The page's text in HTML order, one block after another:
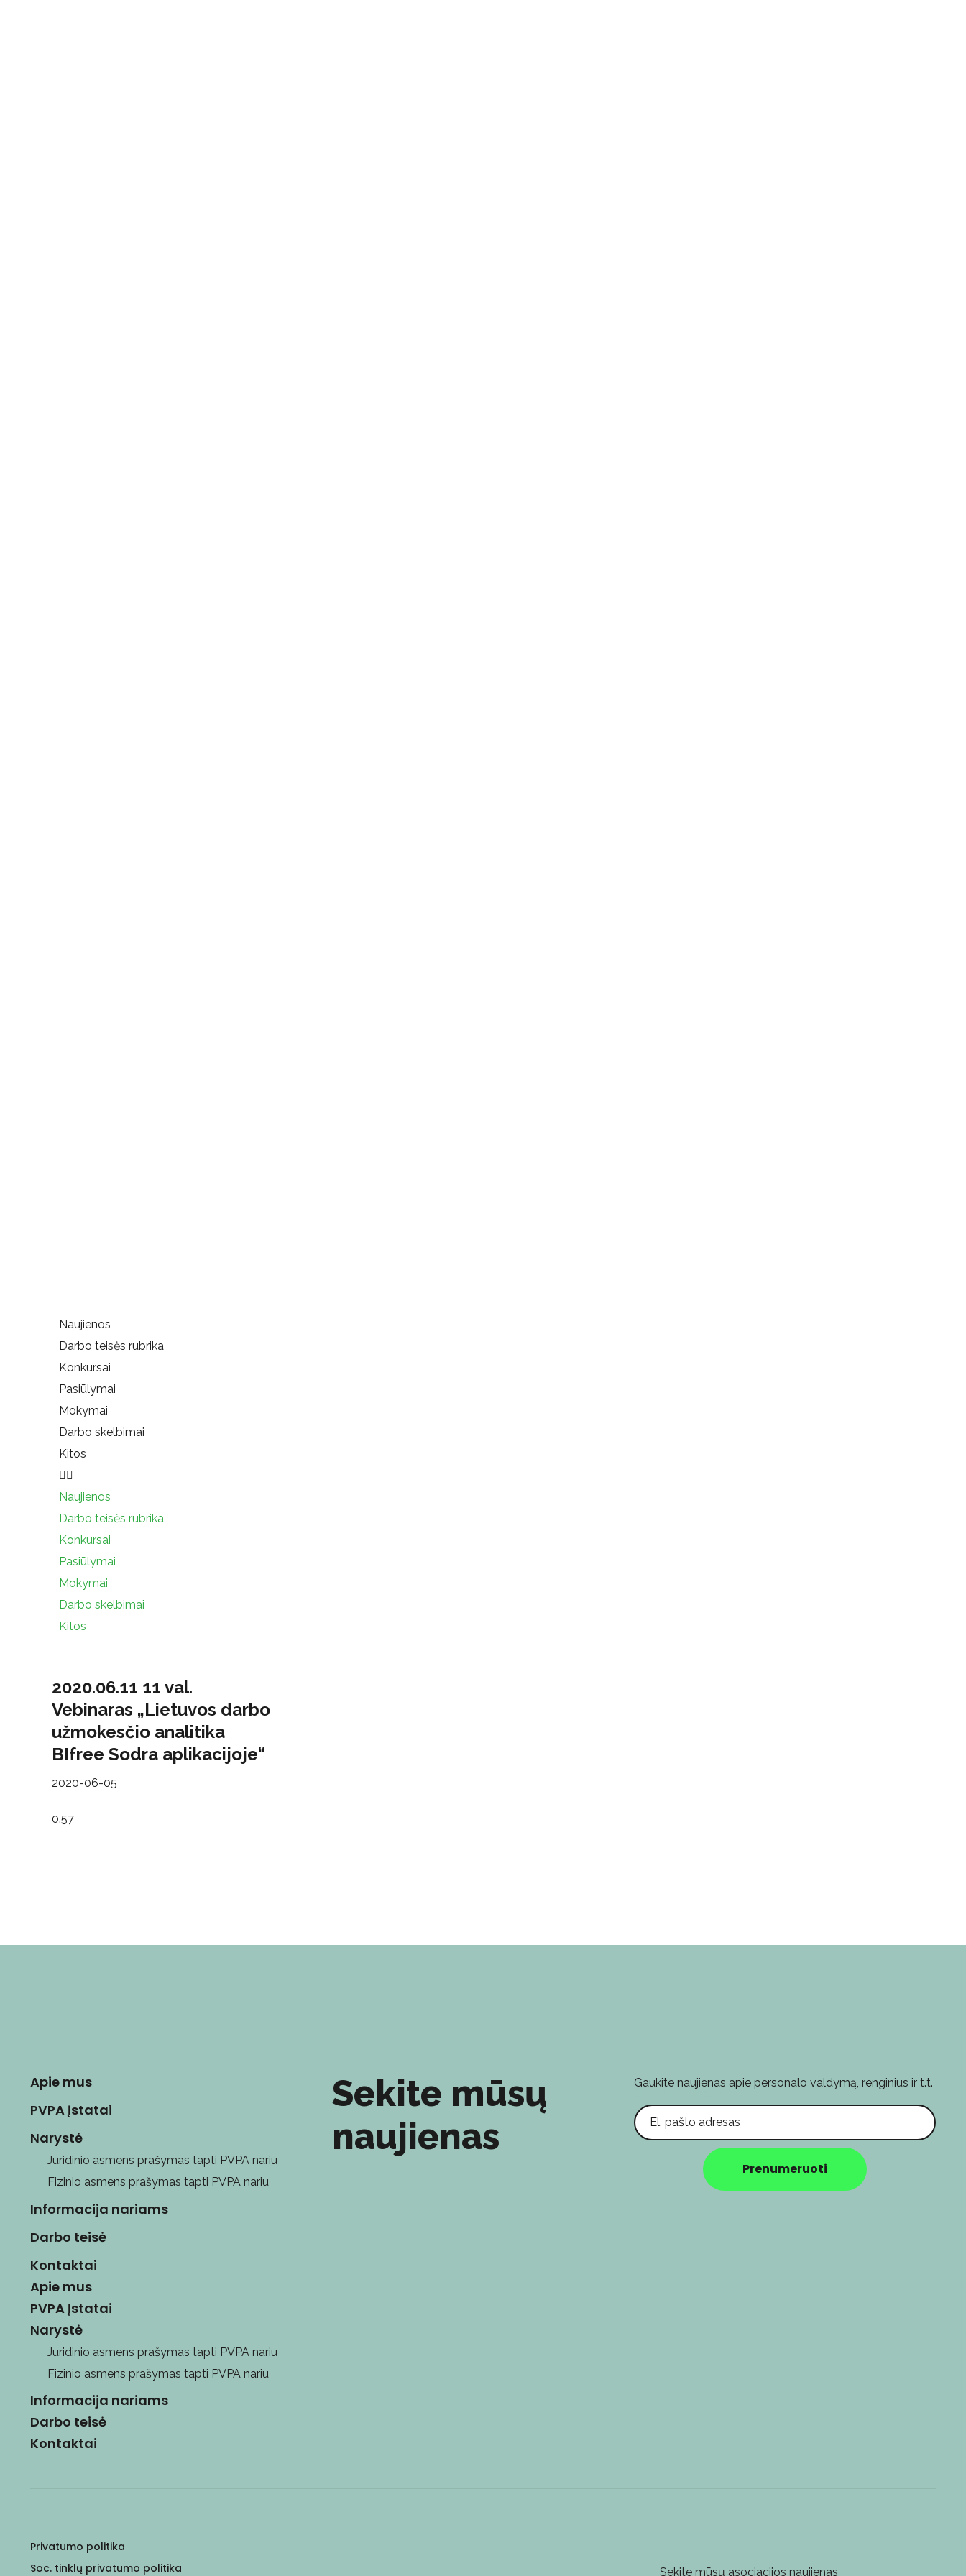
Naujienos
Darbo teisės rubrika
Konkursai
Pasiūlymai
Mokymai
Darbo skelbimai
Kitos
Naujienos
Darbo teisės rubrika
Konkursai
Pasiūlymai
Mokymai
Darbo skelbimai
Kitos
2020.06.11 11 val.
Vebinaras „Lietuvos darbo
užmokesčio analitika
BIfree Sodra aplikacijoje“
2020-06-05
Apie mus
PVPA Įstatai
Narystė
Juridinio asmens prašymas tapti PVPA nariu
Fizinio asmens prašymas tapti PVPA nariu
Informacija nariams
Darbo teisė
Kontaktai
Apie mus
PVPA Įstatai
Narystė
Juridinio asmens prašymas tapti PVPA nariu
Fizinio asmens prašymas tapti PVPA nariu
Informacija nariams
Darbo teisė
Kontaktai
Sekite mūsų
naujienas
Gaukite naujienas apie personalo valdymą, renginius ir t.t.
Prenumeruoti
Privatumo politika
Soc. tinklų privatumo politika
Sekite mūsų asociacijos naujienas